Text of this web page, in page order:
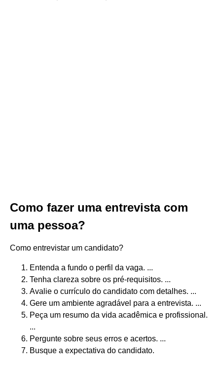
Como fazer uma entrevista com
uma pessoa?
Como entrevistar um candidato?
Entenda a fundo o perfil da vaga. ...
Tenha clareza sobre os pré-requisitos. ...
Avalie o currículo do candidato com detalhes. ...
Gere um ambiente agradável para a entrevista. ...
Peça um resumo da vida acadêmica e profissional.
...
Pergunte sobre seus erros e acertos. ...
Busque a expectativa do candidato.